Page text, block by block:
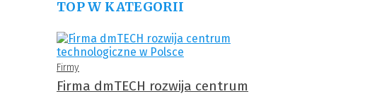
TOP W KATEGORII
Firmy
Firma dmTECH rozwija centrum